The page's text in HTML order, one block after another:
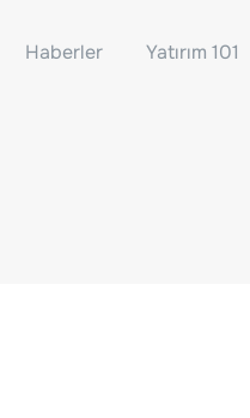
Haberler Yatırım 101